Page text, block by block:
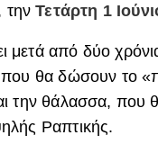
τηνΤετάρτη 1
μετά από δύο
που θα δώσουν το
την θάλασσα, που
Ραπτικής.